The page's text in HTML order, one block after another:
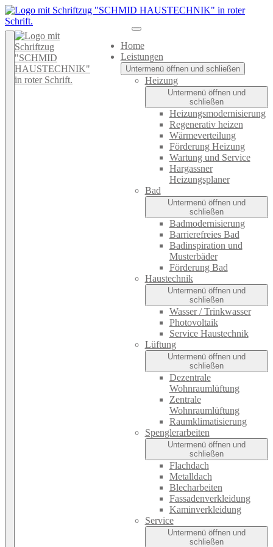
Home
Leistungen
Untermenü öffnen und schließen
Heizung
Untermenü öffnen und
schließen
Heizungsmodernisierung
Regenerativ heizen
Wärmeverteilung
Förderung Heizung
Wartung und Service
Hargassner
Heizungsplaner
Bad
Untermenü öffnen und
schließen
Badmodernisierung
Barrierefreies Bad
Badinspiration und
Musterbäder
Förderung Bad
Haustechnik
Untermenü öffnen und
schließen
Wasser / Trinkwasser
Photovoltaik
Service Haustechnik
Lüftung
Untermenü öffnen und
schließen
Dezentrale
Wohnraumlüftung
Zentrale
Wohnraumlüftung
Raumklimatisierung
Spenglerarbeiten
Untermenü öffnen und
schließen
Flachdach
Metalldach
Blecharbeiten
Fassadenverkleidung
Kaminverkleidung
Service
Untermenü öffnen und
schließen